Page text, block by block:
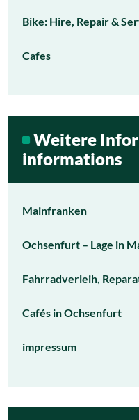
Bike: Hire, Repair &
Cafes
Weitere
informations
Mainfranken
Ochsenfurt – Lage in
Fahrradverleih,
Cafés in Ochsenfurt
impressum